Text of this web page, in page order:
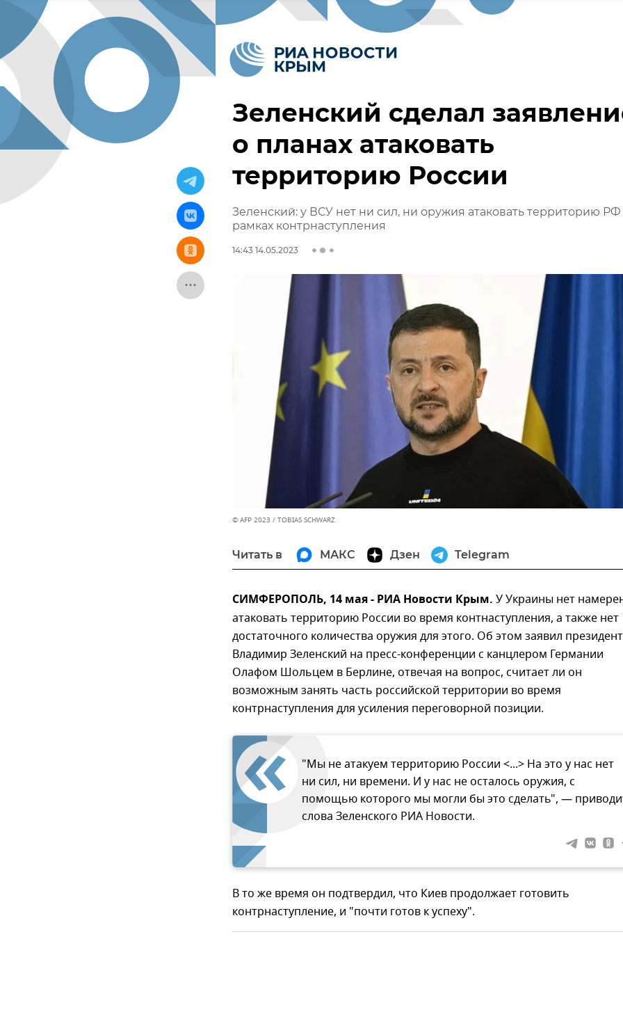
Зеленский сделал
о планах атаковать
территорию России
Зеленский: у ВСУ нет ни сил, ни оружия атаковать территорию РФ
рамках контрнаступления
14:43 14.05.2023
© AFP 2023 / TOBIAS SCHWARZ
Читать в МАКС Дзен Telegram
СИМФЕРОПОЛЬ, 14 мая - РИА Новости Крым. У Украины нет
атаковать территорию России во время контнаступления, а также нет
достаточного количества оружия для этого. Об этом заявил президент
Владимир Зеленский на пресс-конференции с канцлером Германии
Олафом Шольцем в Берлине, отвечая на вопрос, считает ли он
возможным занять часть российской территории во время
контрнаступления для усиления переговорной позиции.
"Мы не атакуем территорию России <...> На это у нас нет
ни сил, ни времени. И у нас не осталось оружия, с
помощью которого мы могли бы это сделать", —
слова Зеленского РИА Новости.
В то же время он подтвердил, что Киев продолжает готовить
контрнаступление, и "почти готов к успеху".